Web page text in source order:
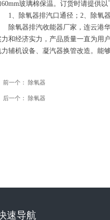
60mm玻璃棉保温。订货时请提供以
除氧器排汽口通径；2、除氧器
氧器排汽收能器厂家，连云港华
力和经济实力，产品质量一直为用
力辅机设备、凝汽器换管改造。能
前一个： 除氧器
后一个： 除氧器
速导航